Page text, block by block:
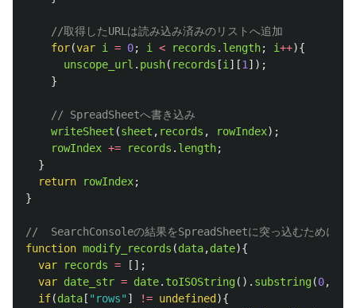
//取得したURLは読み込み済みのリストへ追加
for(var i = 0; i < records . length; i++){
unscope_url . push( records [i ][1 ]);
}
// SpreadSheetへ書き込み
writeSheet (sheet , records , rowIndex);
rowIndex += records . length;
}
return
rowIndex;
}
//  SearchConsoleの結果をSpreadSheetに突っ込むために整
function modify_records (data,date){
var
records =
[];
var date_str = date. toISOString(). substring(0,
if(data [ " rows" ] != undefined ){